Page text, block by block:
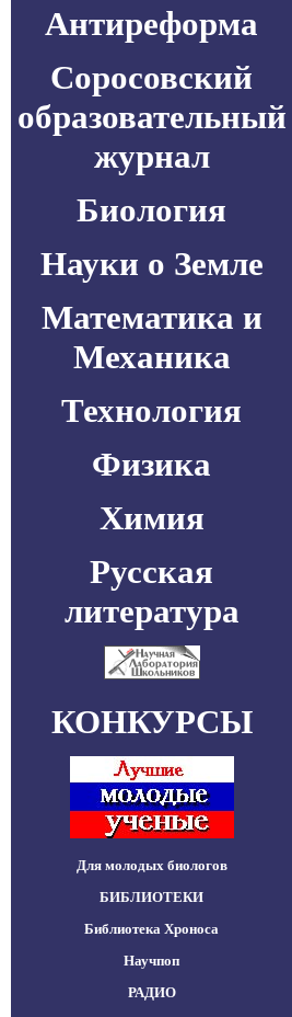
Антиреформа
Соросовский
образовательный
журнал
Биология
Науки о Земле
Математика и
Механика
Технология
Физика
Химия
Русская
литература
КОНКУРСЫ
Для молодых биологов
БИБЛИОТЕКИ
Библиотека Хроноса
Научпоп
РАДИО